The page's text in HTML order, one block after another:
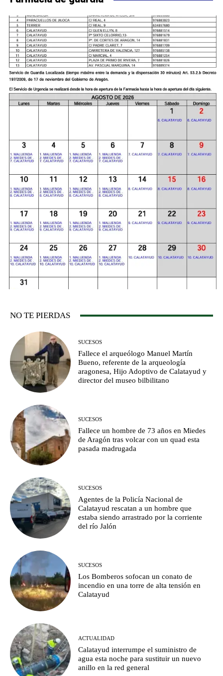
NO TE PIERDAS
SUCESOS
Fallece el arqueólogo Manuel Martín
Bueno, referente de la arqueología
aragonesa, Hijo Adoptivo de Calatayud y
director del museo bilbilitano
SUCESOS
Fallece un hombre de 73 años en Miedes
de Aragón tras volcar con un quad esta
pasada madrugada
SUCESOS
Agentes de la Policía Nacional de
Calatayud rescatan a un hombre que
estaba siendo arrastrado por la corriente
del río Jalón
SUCESOS
Los Bomberos sofocan un conato de
incendio en una torre de alta tensión en
Calatayud
ACTUALIDAD
Calatayud interrumpe el suministro de
agua esta noche para sustituir un nuevo
anillo en la red general